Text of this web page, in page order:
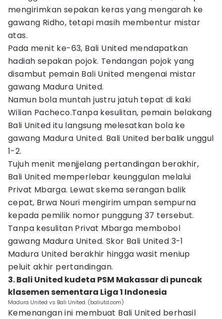
mengirimkan sepakan keras yang mengarah ke
gawang Ridho, tetapi masih membentur mistar
atas.
Pada menit ke-63, Bali United mendapatkan
hadiah sepakan pojok. Tendangan pojok yang
disambut pemain Bali United mengenai mistar
gawang Madura United.
Namun bola muntah justru jatuh tepat di kaki
Wilian Pacheco.Tanpa kesulitan, pemain belakang
Bali United itu langsung melesatkan bola ke
gawang Madura United. Bali United berbalik unggul
1-2.
Tujuh menit menjjelang pertandingan berakhir,
Bali United memperlebar keunggulan melalui
Privat Mbarga. Lewat skema serangan balik
cepat, Brwa Nouri mengirim umpan sempurna
kepada pemilik nomor punggung 37 tersebut.
Tanpa kesulitan Privat Mbarga membobol
gawang Madura United. Skor Bali United 3-1
Madura United berakhir hingga wasit meniup
peluit akhir pertandingan.
3. Bali United kudeta PSM Makassar di puncak
klasemen sementara Liga 1 Indonesia
Madura United vs Bali United. (baliutd.com)
Kemenangan ini membuat Bali United berhasil